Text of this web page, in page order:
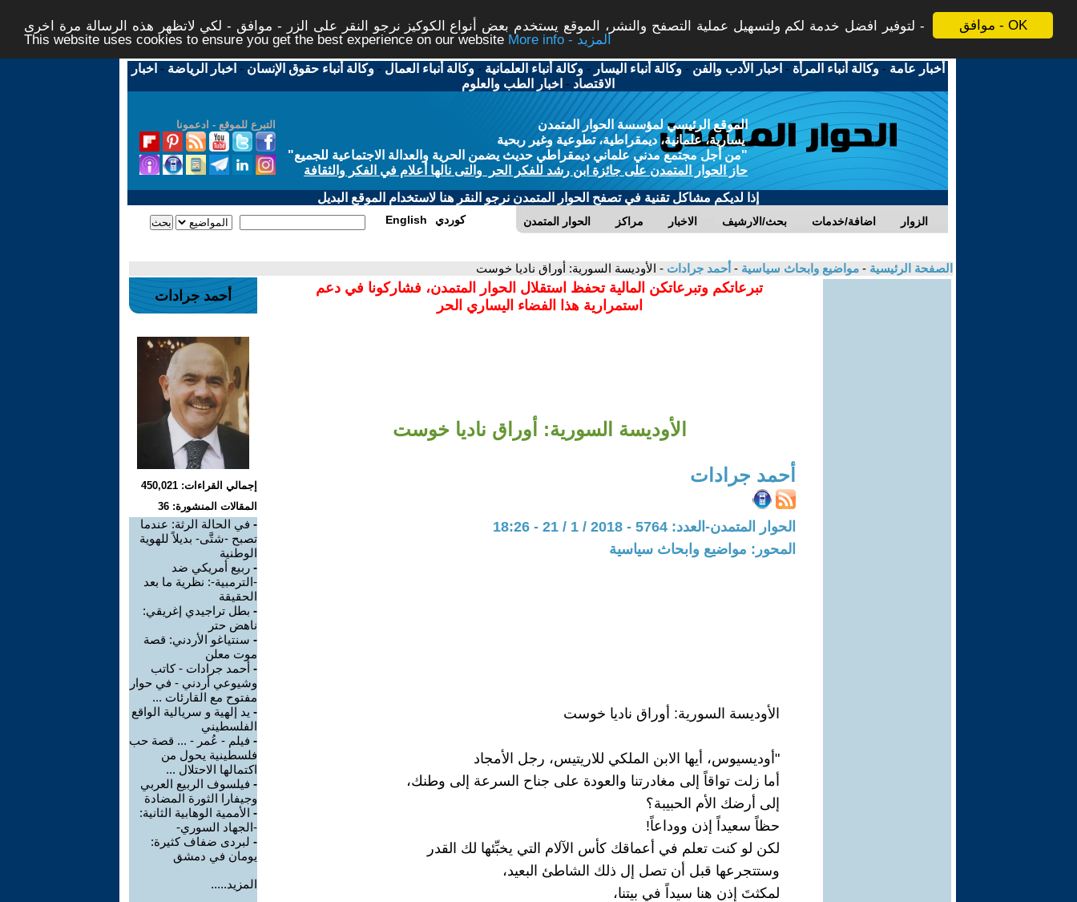
موافق - OK
لتوفير افضل خدمة لكم ولتسهيل عملية التصفح والنشر، الموقع يستخدم بعض أنواع الكوكيز نرجو النقر على الزر - موافق - لكي لاتظهر هذه الرسالة مرة اخرى -
This website uses cookies to ensure you get the best experience on our website
More info - المزيد
أخبار عامة -وكالة أنباء المرأة - اخبار الأدب والفن -وكالة أنباء اليسار -وكالة أنباء العلمانية -وكالة أنباء العمال -وكالة أنباء حقوق الإنسان - اخبار الرياضة - اخبار
الاقتصاد - اخبار الطب والعلوم
التبرع للموقع - ادعمونا
الموقع الرئيسي لمؤسسة الحوار المتمدن
يسارية، علمانية، ديمقراطية، تطوعية وغير ربحية
"من أجل مجتمع مدني علماني ديمقراطي حديث يضمن الحرية والعدالة الاجتماعية للجميع"
حاز الحوار المتمدن على جائزة ابن رشد للفكر الحر والتى نالها أعلام في الفكر والثقافة
إذا لديكم مشاكل تقنية في تصفح الحوار المتمدن نرجو النقر هنا لاستخدام الموقع البديل
الحوار المتمدن مراكز الاخبار بحث/الارشيف اضافة/خدمات الزوار English كوردي
الصفحة الرئيسية - مواضيع وابحاث سياسية - أحمد جرادات - الأوديسة السورية: أوراق ناديا خوست
تبرعاتكم وتبرعاتكن المالية تحفظ استقلال الحوار المتمدن، فشاركونا في دعم
استمرارية هذا الفضاء اليساري الحر
الأوديسة السورية: أوراق ناديا خوست
أحمد جرادات
الحوار المتمدن-العدد: 5764 - 2018 / 1 / 21 - 18:26
المحور: مواضيع وابحاث سياسية
الأوديسة السورية: أوراق ناديا خوست
"أوديسيوس، أيها الابن الملكي للاريتيس، رجل الأمجاد
أما زلت تواقاً إلى مغادرتنا والعودة على جناح السرعة إلى وطنك،
إلى أرضك الأم الحبيبة؟
حظاً سعيداً إذن ووداعاً!
لكن لو كنت تعلم في أعماقك كأس الآلام التي يخبِّئها لك القدر
وستتجرعها قبل أن تصل إل ذلك الشاطئ البعيد،
لمكثتَ إذن هنا سيداً في بيتنا،
أحمد جرادات
إجمالي القراءات: 450,021
المقالات المنشورة: 36
- في الحالة الرثة: عندما
تصبح -شتَّى- بديلاً للهوية
الوطنية
- ربيع أمريكي ضد
-الترمبية-: نظرية ما بعد
الحقيقة
- بطل تراجيدي إغريقي:
ناهض حتر
- سنتياغو الأردني: قصة
موت معلن
- أحمد جرادات - كاتب
وشيوعي أردني - في حوار
مفتوح مع القارئات ...
- يد إلهية و سريالية الواقع
الفلسطيني
- فيلم - عُمر - ... قصة حب
فلسطينية يحول من
اكتمالها الاحتلال ...
- فيلسوف الربيع العربي
وجيفارا الثورة المضادة
- الأممية الوهابية الثانية:
-الجهاد السوري-
- لبردى ضفاف كثيرة:
يومان في دمشق
المزيد.....